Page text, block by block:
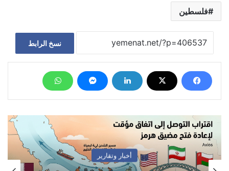
فلسطين
نسخ الرابط
أخبار وتقارير